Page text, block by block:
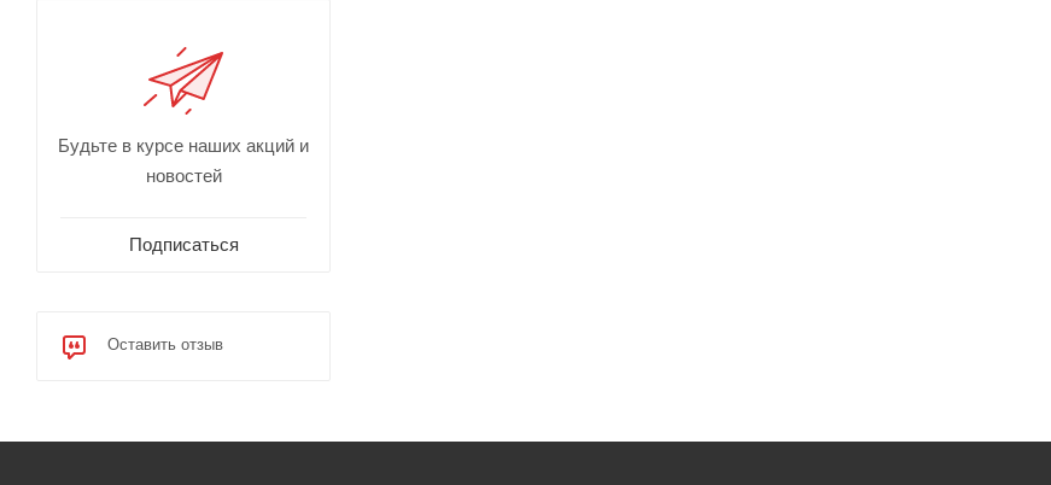
Будьте в курсе наших акций и
новостей
Подписаться
Оставить отзыв